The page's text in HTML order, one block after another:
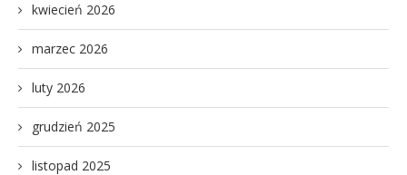
kwiecień 2026
marzec 2026
luty 2026
grudzień 2025
listopad 2025